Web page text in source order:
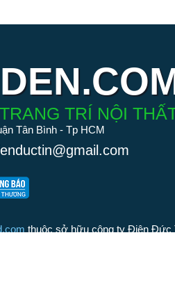
TRÍ NỘI
Tân Bình - Tp HCM
thuộc sở hữu công ty Điện Đức